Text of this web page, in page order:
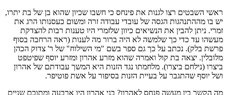
ראשי השבטים רצו לגנות את פינחס כי חשבו שכיון שהוא בן של בת יתרו,
יש בו מההתנהגות הגסה של עובדי עבודה זרה ומשום כעסנותו הרג את
זמרי. ניתן להבין את הנשיאים כיוון שלזמרי היו טענות רבות להצדקת
מעשהו עד כדי כך שלמשה לא היה ברור מה לענות (ראה הרחבה בסוף
פרשת בלק). נכתב על כך גם ספר בשם "מי השילוח" של ר' צדוק הכהן
מלובלין. יצאה בת קול ואמרה שהוא מזרע אהרון ומזרע יוסף שפיטפט
ביצרו (נילחם ביצרו). מלחמתו נגד הזנות היא המשך עבודתם של אהרון
ושל יוסף שהתגבר על בעיית הזנות בסיפור על אשת פוטיפר.
מה הקשר בין מעשה פנחס לאהרון? בני אהרון היו ארבעה ומתוכם שניים